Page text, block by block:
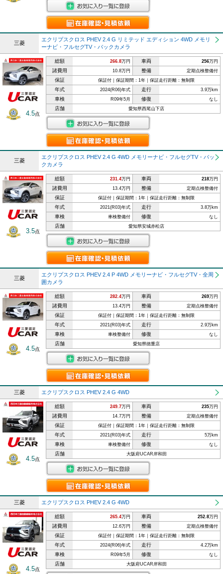
三菱
エクリプスクロス PHEV 2.4 G リミテッド エディション 4WD メモリ
ーナビ・フルセグTV・バックカメラ
4.5点
総額 266.8万円 車両 256万円
諸費用 10.8万円 整備 定期点検整備付
保証 保証付｜保証期間：1年｜保証走行距離：無制限
年式 2024(R06)年式 走行 3.9万km
車検 R09年5月 修復 なし
店舗 愛知県西尾山下店
三菱
エクリプスクロス PHEV 2.4 G 4WD メモリーナビ・フルセグTV・バッ
クカメラ
3.5点
総額 231.4万円 車両 218万円
諸費用 13.4万円 整備 定期点検整備付
保証 保証付｜保証期間：1年｜保証走行距離：無制限
年式 2021(R03)年式 走行 3.8万km
車検 車検整備付 修復 なし
店舗 愛知県安城赤松店
三菱
エクリプスクロス PHEV 2.4 P 4WD メモリーナビ・フルセグTV・全周
囲カメラ
4.5点
総額 282.4万円 車両 269万円
諸費用 13.4万円 整備 定期点検整備付
保証 保証付｜保証期間：1年｜保証走行距離：無制限
年式 2021(R03)年式 走行 2.9万km
車検 車検整備付 修復 なし
店舗 愛知県徳重店
三菱 エクリプスクロス PHEV 2.4 G 4WD
4.5点
総額 249.7万円 車両 235万円
諸費用 14.7万円 整備 定期点検整備付
保証 保証付｜保証期間：1年｜保証走行距離：無制限
年式 2021(R03)年式 走行 5万km
車検 車検整備付 修復 なし
店舗 大阪府UCAR岸和田
三菱 エクリプスクロス PHEV 2.4 G 4WD
4.5点
総額 265.4万円 車両 252.8万円
諸費用 12.6万円 整備 定期点検整備付
保証 保証付｜保証期間：1年｜保証走行距離：無制限
年式 2024(R06)年式 走行 4.2万km
車検 R09年5月 修復 なし
店舗 大阪府UCAR岸和田